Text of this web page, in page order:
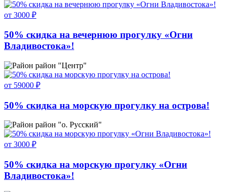
от 3000 ₽
50% скидка на вечернюю прогулку «Огни
Владивостока»!
район "Центр"
от 59000 ₽
50% скидка на морскую прогулку на острова!
район "о. Русский"
от 3000 ₽
50% скидка на морскую прогулку «Огни
Владивостока»!